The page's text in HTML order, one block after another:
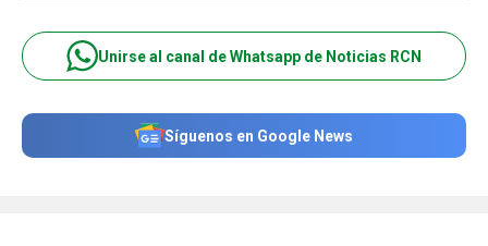
Unirse al canal de Whatsapp de Noticias RCN
Síguenos en Google News